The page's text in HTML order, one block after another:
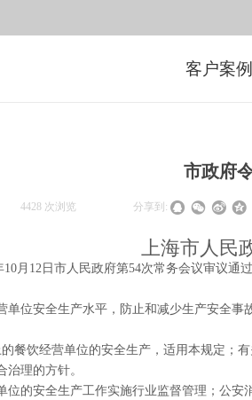
客户案例
市政府
4428 次浏览 分享到:
上海市人民
月12日市人民政府第54次常务会议审议通
位安全生产水平，防止和减少生产安全
餐饮经营单位的安全生产，适用本规定；
理的方针。
的安全生产工作实施行业监督管理；公